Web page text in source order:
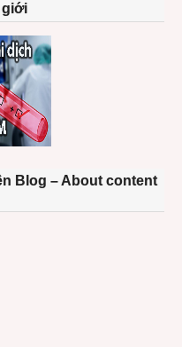
giới
Blog – About content